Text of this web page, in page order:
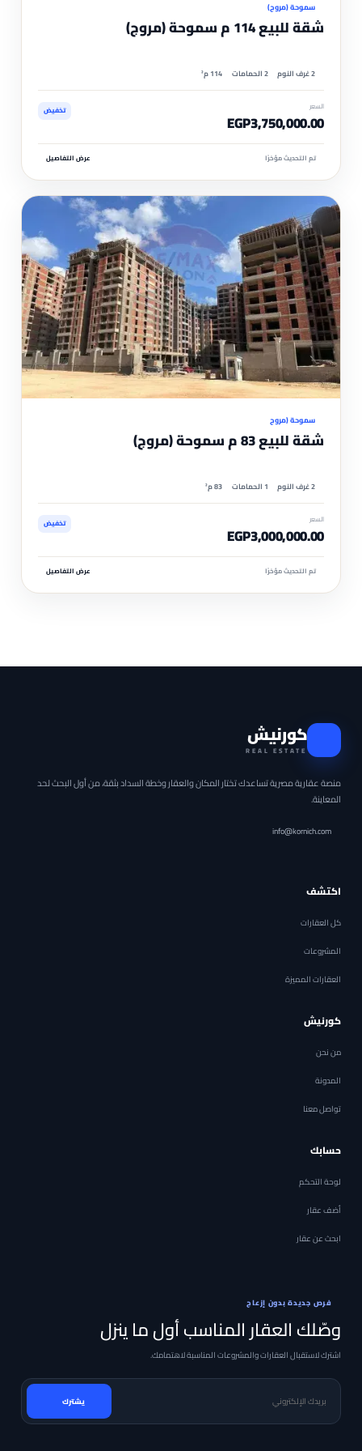
سموحة (مروج)
شقة للبيع 114 م سموحة (مروج)
2 غرف النوم 2 الحمامات 114 م²
السعر
EGP3,750,000.00 تخفيض
تم التحديث مؤخرًا عرض التفاصيل
سموحة (مروج
شقة للبيع 83 م سموحة (مروج)
2 غرف النوم 1 الحمامات 83 م²
السعر
EGP3,000,000.00 تخفيض
تم التحديث مؤخرًا عرض التفاصيل
كورنيش
REAL ESTATE
منصة عقارية مصرية تساعدك تختار المكان والعقار وخطة السداد بثقة، من أول البحث لحد
المعاينة.
info@kornich.com
اكتشف
كل العقارات
المشروعات
العقارات المميزة
كورنيش
من نحن
المدونة
تواصل معنا
حسابك
لوحة التحكم
أضف عقار
ابحث عن عقار
فرص جديدة بدون إزعاج
وصّلك العقار المناسب أول ما ينزل
اشترك لاستقبال العقارات والمشروعات المناسبة لاهتمامك.
بريدك الإلكتروني يشترك